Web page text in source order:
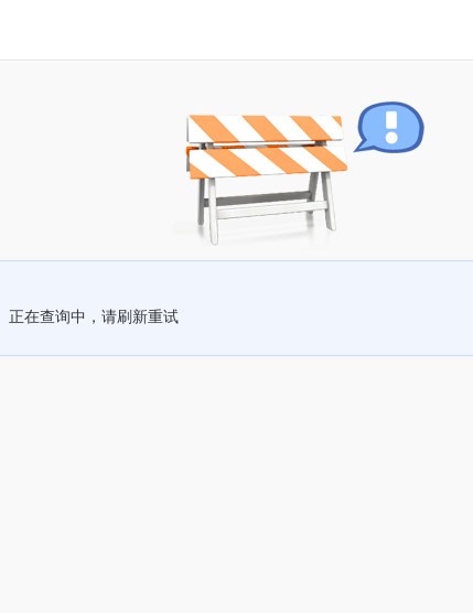
正在查询中，请刷新重试